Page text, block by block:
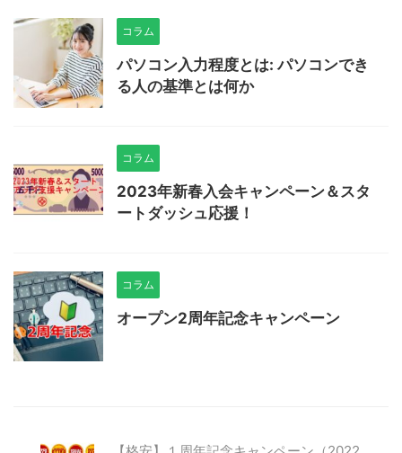
コラム
パソコン入力程度とは: パソコンでき
る人の基準とは何か
コラム
2023年新春入会キャンペーン＆スタ
ートダッシュ応援！
コラム
オープン2周年記念キャンペーン